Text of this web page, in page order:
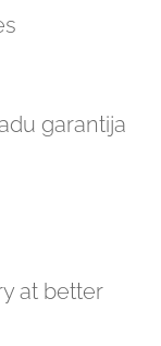
garantija
at better